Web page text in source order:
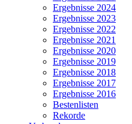
Ergebnisse 2024
Ergebnisse 2023
Ergebnisse 2022
Ergebnisse 2021
Ergebnisse 2020
Ergebnisse 2019
Ergebnisse 2018
Ergebnisse 2017
Ergebnisse 2016
Bestenlisten
Rekorde